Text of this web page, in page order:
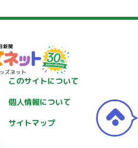
このサイトについて
個人情報について
サイトマップ